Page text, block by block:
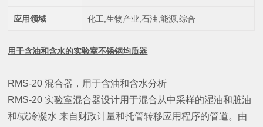
应用领域 化工,生物产业,石油,能源,综合
用于含油和含水的实验室不锈钢均质器
RMS-20 混合器，用于含油和含水分析
RMS-20 实验室混合器设计用于混合从中采样的湿油和脏油
和/或冷凝水 来自财政计量和托管转移应用程序的管道。由